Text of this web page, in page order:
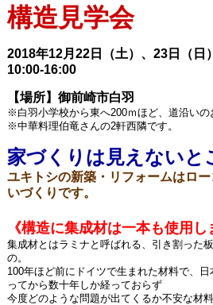
構造見学会
2018年12月22日（土）、23日（日）
10:00-16:00
【場所】御前崎市白羽
※白羽小学校から東へ200ｍほど、道沿いの
※中華料理伯竜さんの2軒西隣です。
家づくりは見えないと
ユキトシの新築・リフォームはロ
いづくりです。
《構造に集成材は一本も使用し
集成材とはラミナと呼ばれる、引き割った
の。
100年ほど前にドイツで生まれた材料で、
ってから数十年しか経っておらず
今度どのような問題が出てくるか不安な材料